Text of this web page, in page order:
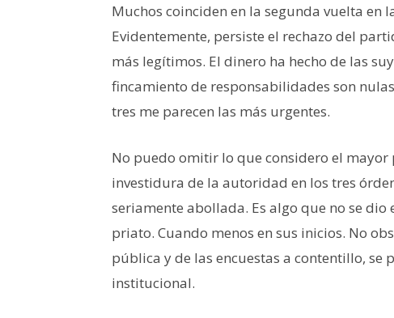
Muchos coinciden en la segunda vuelta en
Evidentemente, persiste el rechazo del
más legítimos. El dinero ha hecho de las
fincamiento de responsabilidades son
tres me parecen las más urgentes.
No puedo omitir lo que considero el
investidura de la autoridad en los tres
seriamente abollada. Es algo que no se dio
priato. Cuando menos en sus inicios. No
pública y de las encuestas a contentillo,
institucional.